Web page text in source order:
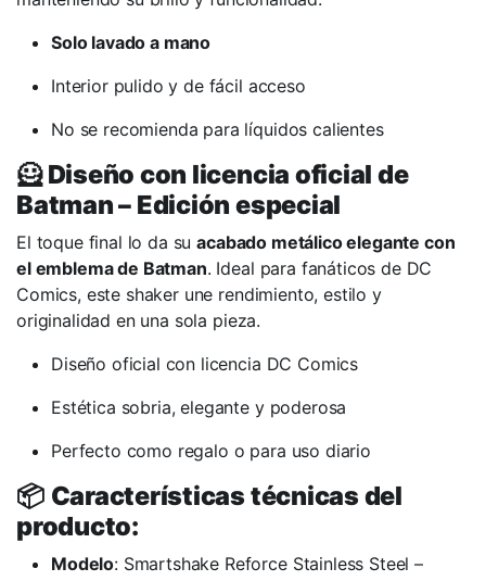
Solo lavado a mano
Interior pulido y de fácil acceso
No se recomienda para líquidos calientes
🦸Diseño con licencia oficial de
Batman – Edición especial
El toque final lo da suacabado metálico elegante con
el emblema de Batman. Ideal para fanáticos de DC
Comics, este shaker une rendimiento, estilo y
originalidad en una sola pieza.
Diseño oficial con licencia DC Comics
Estética sobria, elegante y poderosa
Perfecto como regalo o para uso diario
📦 Características técnicas del
producto:
Modelo: Smartshake Reforce Stainless Steel –